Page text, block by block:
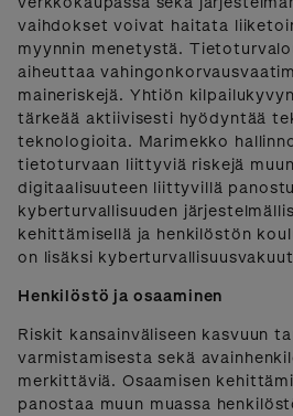
vaihdokset voivat haitata
myynnin menetystä.
aiheuttaa
maineriskejä. Yhtiön
tärkeää aktiivisesti hyödyntää
teknologioita. Marimekko
tietoturvaan liittyviä riskejä
digitaalisuuteen liittyvillä
kyberturvallisuuden
kehittämisellä ja henkilöstön
on lisäksi
Henkilöstö ja osaaminen
Riskit kansainväliseen kasvuun
varmistamisesta sekä
merkittäviä. Osaamisen
panostaa muun muassa